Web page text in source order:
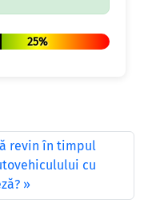
25%
revin în timpul
cu